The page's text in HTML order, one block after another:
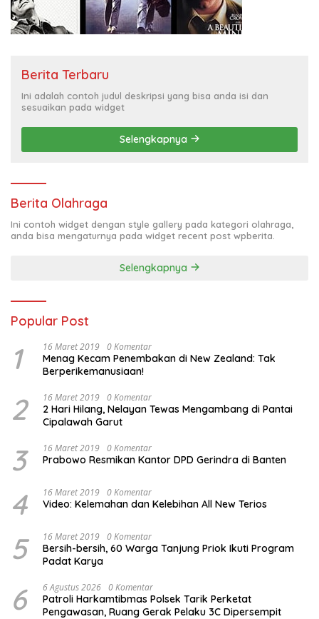
Berita Terbaru
Ini adalah contoh judul deskripsi yang bisa anda isi dan
sesuaikan pada widget
Selengkapnya
Berita Olahraga
Ini contoh widget dengan style gallery pada kategori olahraga,
anda bisa mengaturnya pada widget recent post wpberita.
Selengkapnya
Popular Post
1 16 Maret 2019 0 Komentar
Menag Kecam Penembakan di New Zealand: Tak
Berperikemanusiaan!
2 16 Maret 2019 0 Komentar
2 Hari Hilang, Nelayan Tewas Mengambang di Pantai
Cipalawah Garut
3 16 Maret 2019 0 Komentar
Prabowo Resmikan Kantor DPD Gerindra di Banten
4 16 Maret 2019 0 Komentar
Video: Kelemahan dan Kelebihan All New Terios
5 16 Maret 2019 0 Komentar
Bersih-bersih, 60 Warga Tanjung Priok Ikuti Program
Padat Karya
6 6 Agustus 2026 0 Komentar
Patroli Harkamtibmas Polsek Tarik Perketat
Pengawasan, Ruang Gerak Pelaku 3C Dipersempit